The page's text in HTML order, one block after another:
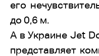
его
до 0,6 м.
А в Украине Jet
представляет